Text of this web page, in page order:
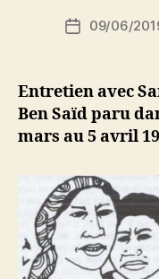
Date09/06/
Entretien avec
Ben Saïd paru
mars au 5 avril